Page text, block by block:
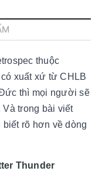
thuộc
xuất xứ từ CHLB
thì mọi người sẽ
trong bài viết
rõ hơn về dòng
Thunder